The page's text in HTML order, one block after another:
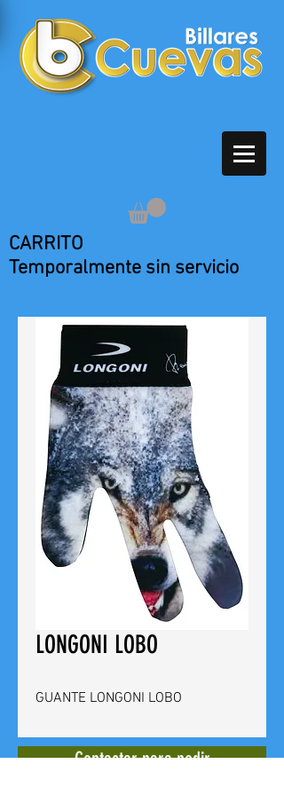
CARRITO
Temporalmente sin servicio
LONGONI LOBO
GUANTE LONGONI LOBO
Contactar para pedir